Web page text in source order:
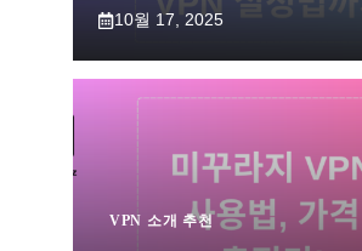
10월 17, 2025
VPN 소개 추천